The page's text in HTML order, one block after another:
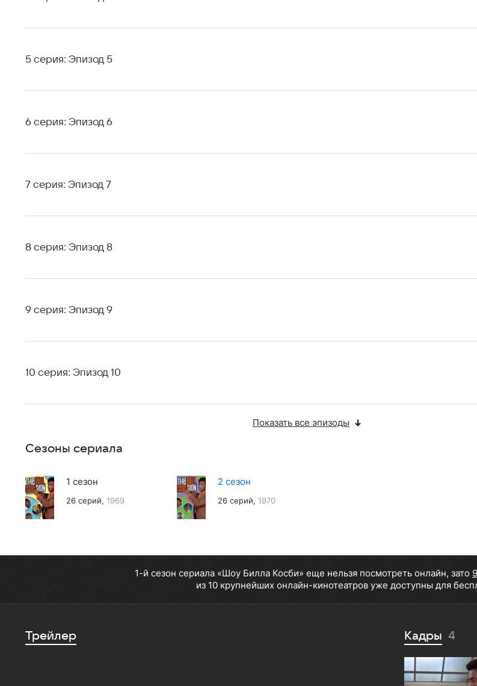
5 серия: Эпизод 5
6 серия: Эпизод 6
7 серия: Эпизод 7
8 серия: Эпизод 8
9 серия: Эпизод 9
10 серия: Эпизод 10
Показать все эпизоды
Сезоны сериала
1 сезон
26 серий, 1969
2 сезон
26 серий, 1970
1-й сезон сериала «Шоу Билла Косби» еще нельзя посмотреть онлайн, зато
из 10 крупнейших онлайн-кинотеатров уже доступны для
Трейлер Кадры 4